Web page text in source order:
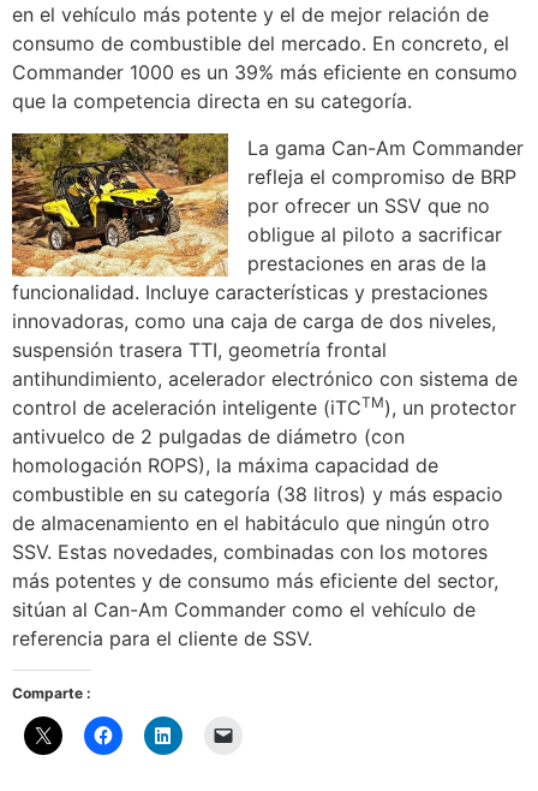
en el vehículo más potente y el de mejor relación de
consumo de combustible del mercado. En concreto, el
Commander 1000 es un 39% más eficiente en consumo
que la competencia directa en su categoría.
La gama Can-Am Commander
refleja el compromiso de BRP
por ofrecer un SSV que no
obligue al piloto a sacrificar
prestaciones en aras de la
funcionalidad. Incluye características y prestaciones
innovadoras, como una caja de carga de dos niveles,
suspensión trasera TTI, geometría frontal
antihundimiento, acelerador electrónico con sistema de
control de aceleración inteligente (iTCTM), un protector
antivuelco de 2 pulgadas de diámetro (con
homologación ROPS), la máxima capacidad de
combustible en su categoría (38 litros) y más espacio
de almacenamiento en el habitáculo que ningún otro
SSV. Estas novedades, combinadas con los motores
más potentes y de consumo más eficiente del sector,
sitúan al Can-Am Commander como el vehículo de
referencia para el cliente de SSV.
Comparte :